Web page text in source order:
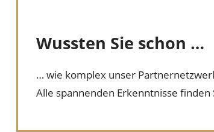
Wussten Sie schon …
… wie komplex unser
Alle spannenden Erkenntnisse finden